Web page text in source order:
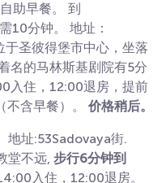
自助早餐。 到
10分钟。 地址：
圣彼得堡市中心，坐落
名的马林斯基剧院有5分
入住，12:00退房，提前
含早餐）。 价格稍后。
地址:53Sadovaya街.
堂不远, 步行6分钟到
入住，12:00退房。